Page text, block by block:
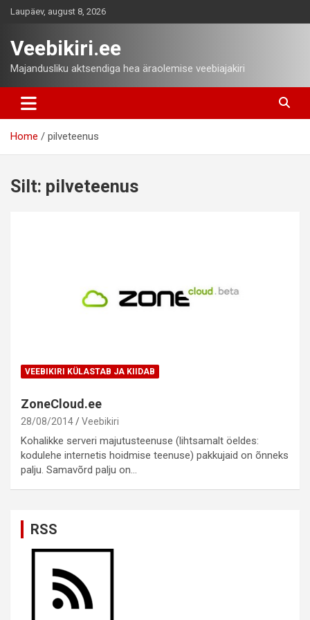
SkipLaupäev, august 8, 2026
Veebikiri.ee
Majandusliku aktsendiga hea äraolemise veebiajakiri
Home pilveteenus
Silt: pilveteenus
VEEBIKIRI KÜLASTAB JA KIIDAB
ZoneCloud.ee
28/08/2014 Veebikiri
Kohalikke serveri majutusteenuse (lihtsamalt öeldes:
kodulehe internetis hoidmise teenuse) pakkujaid on õnneks
palju. Samavõrd palju on…
RSS